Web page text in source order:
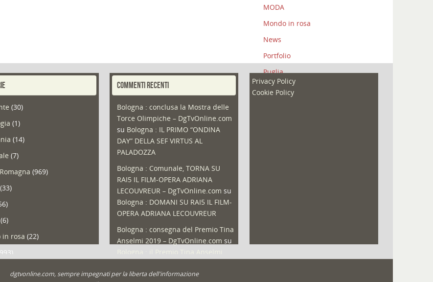
MODA
Mondo in rosa
News
Portfolio
Puglia
Redazioni
(30)
(1)
(14)
(7)
(969)
in rosa (22)
COMMENTI RECENTI
Bologna : conclusa la Mostra delle
Torce Olimpiche – DgTvOnline.com
su Bologna : IL PRIMO “ONDINA
DAY” DELLA SEF VIRTUS AL
PALADOZZA
Bologna : Comunale, TORNA SU
RAI5 IL FILM-OPERA ADRIANA
LECOUVREUR – DgTvOnline.com su
Bologna : DOMANI SU RAI5 IL FILM-
OPERA ADRIANA LECOUVREUR
Bologna : consegna del Premio Tina
Anselmi 2019 – DgTvOnline.com su
Privacy Policy
Cookie Policy
dgtvonline.com, sempre impegnati per la liberta dell'informazione